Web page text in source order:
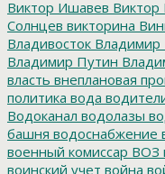
Виктор Ишавев
Солнцев викторина
Владивосток Владимир
Владимир Путин
власть внеплановая
политика вода
Водоканал водолазы
башня водоснабжение
военный комиссар ВОЗ
воинский учет война